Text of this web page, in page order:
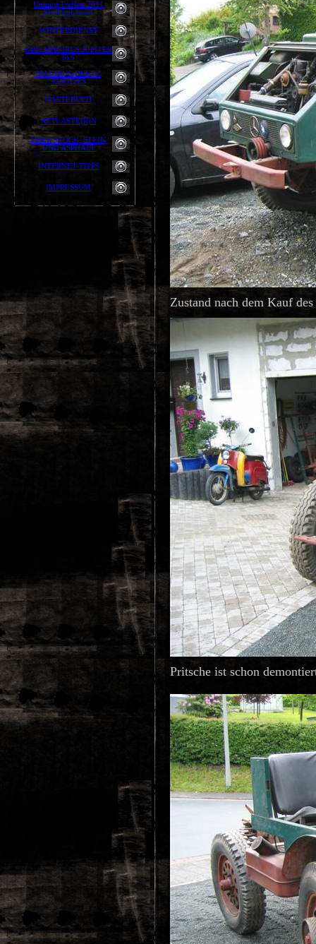
UnimogTreffen 2011
Siedlinghausen
WINTERDIENST
KHD MAGIRUS JUPITER
6x6
MAGIRUS-DEUTZ
320D22FS
GÄSTEBUCH
ALTLASTE(R)N
ÜBER STOCK, STEIN
UND ASPHALT
INTERNET-TIPPS
IMPRESSUM
Zustand nach dem Kauf
Pritsche ist schon